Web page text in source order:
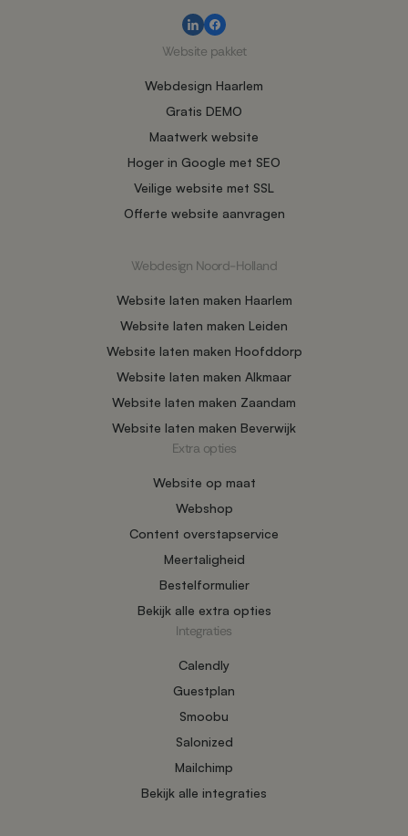
Website pakket
Webdesign Haarlem
Gratis DEMO
Maatwerk website
Hoger in Google met SEO
Veilige website met SSL
Offerte website aanvragen
Webdesign Noord-Holland
Website laten maken Haarlem
Website laten maken Leiden
Website laten maken Hoofddorp
Website laten maken Alkmaar
Website laten maken Zaandam
Website laten maken Beverwijk
Extra opties
Website op maat
Webshop
Content overstapservice
Meertaligheid
Bestelformulier
Bekijk alle extra opties
Integraties
Calendly
Guestplan
Smoobu
Salonized
Mailchimp
Bekijk alle integraties